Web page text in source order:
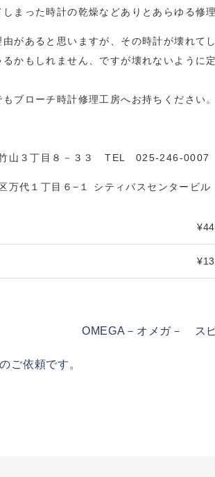
まった時計の乾燥などありとあらゆる修
があると思いますが、その時計が壊れて
かもしれません、ですが壊れないように
ブローチ時計修理工房へお持ちください。
山３丁目８－３３ TEL 025-246-0007
万代１丁目６−１ シティバスセンター
OMEGA－オメガ－ ス
ご依頼です。